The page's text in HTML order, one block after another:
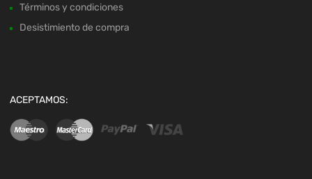
Términos y condiciones
Desistimiento de compra
ACEPTAMOS: